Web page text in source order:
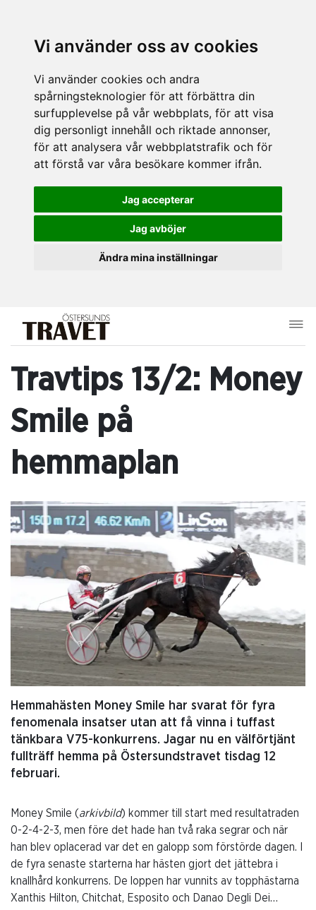
Vi använder oss av cookies
Vi använder cookies och andra
spårningsteknologier för att förbättra din
surfupplevelse på vår webbplats, för att visa
dig personligt innehåll och riktade annonser,
för att analysera vår webbplatstrafik och för
att förstå var våra besökare kommer ifrån.
Jag accepterar
Jag avböjer
Ändra mina inställningar
Travtips 13/2: Money
Smile på
hemmaplan
Hemmahästen Money Smile har svarat för fyra
fenomenala insatser utan att få vinna i tuffast
tänkbara V75-konkurrens. Jagar nu en välförtjänt
fullträff hemma på Östersundstravet tisdag 12
februari.
Money Smile (arkivbild) kommer till start med resultatraden
0-2-4-2-3, men före det hade han två raka segrar och när
han blev oplacerad var det en galopp som förstörde dagen. I
de fyra senaste starterna har hästen gjort det jättebra i
knallhård konkurrens. De loppen har vunnits av topphästarna
Xanthis Hilton, Chitchat, Esposito och Danao Degli Dei…